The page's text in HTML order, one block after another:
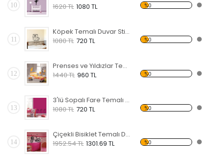
10
1620 TL 1080 TL %0
11
Köpek Temalı Duvar Sticker
1080 TL 720 TL %0
12
Prenses ve Yıldızlar Temalı Duvar Sticker
1440 TL 960 TL %0
13
3'lü Sopalı Fare Temalı Duvar Sticker
1080 TL 720 TL %0
14
Çiçekli Bisiklet Temalı Duvar Sticker
1952.54 TL 1301.69 TL %0